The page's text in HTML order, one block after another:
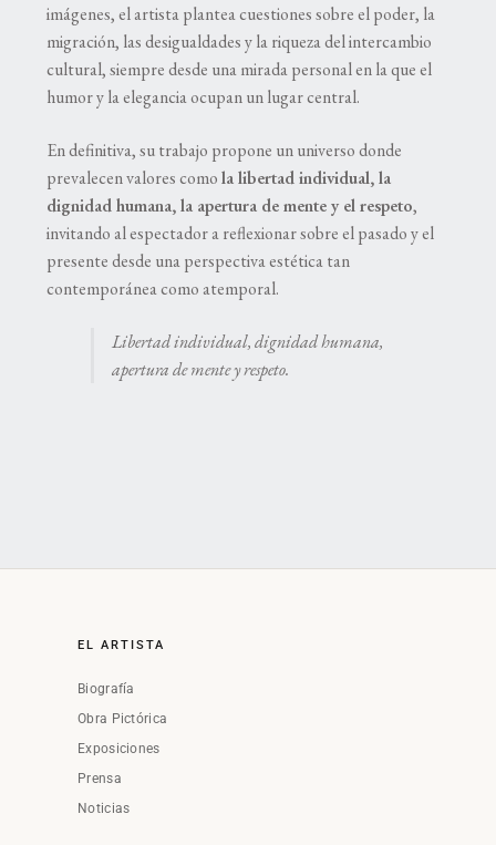
imágenes, el artista plantea cuestiones sobre el poder, la
migración, las desigualdades y la riqueza del intercambio
cultural, siempre desde una mirada personal en la que el
humor y la elegancia ocupan un lugar central.
En definitiva, su trabajo propone un universo donde
prevalecen valores comola libertad individual, la
dignidad humana, la apertura de mente y el respeto,
invitando al espectador a reflexionar sobre el pasado y el
presente desde una perspectiva estética tan
contemporánea como atemporal.
Libertad individual, dignidad humana,
apertura de mente y respeto.
EL ARTISTA
Biografía
Obra Pictórica
Exposiciones
Prensa
Noticias